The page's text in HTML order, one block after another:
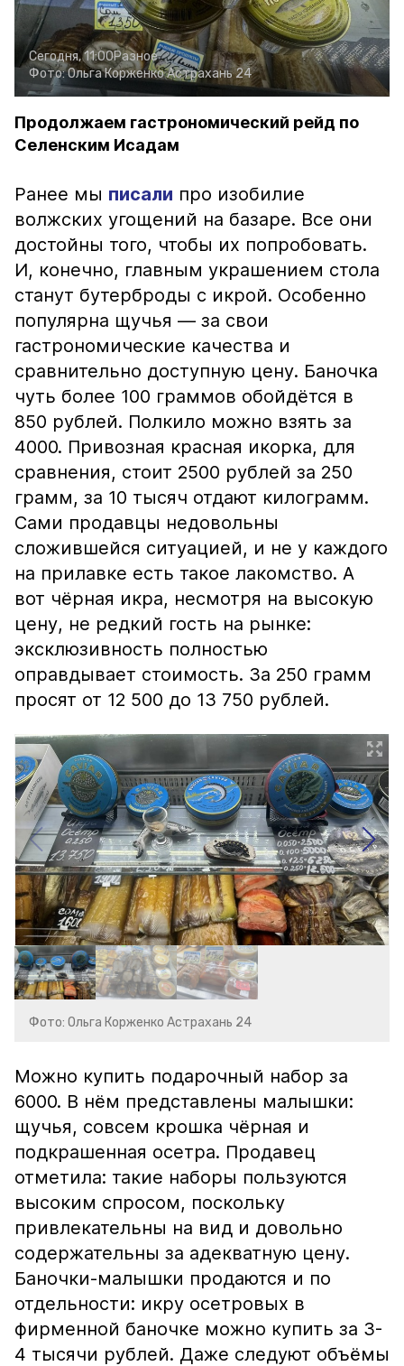
Сегодня, 11:00Разное
Фото:Ольга КорженкоАстрахань 24
Продолжаем гастрономический рейд по
Селенским Исадам
Ранее мы писали про изобилие
волжских угощений на базаре. Все они
достойны того, чтобы их попробовать.
И, конечно, главным украшением стола
станут бутерброды с икрой. Особенно
популярна щучья — за свои
гастрономические качества и
сравнительно доступную цену. Баночка
чуть более 100 граммов обойдётся в
850 рублей. Полкило можно взять за
4000. Привозная красная икорка, для
сравнения, стоит 2500 рублей за 250
грамм, за 10 тысяч отдают килограмм.
Сами продавцы недовольны
сложившейся ситуацией, и не у каждого
на прилавке есть такое лакомство. А
вот чёрная икра, несмотря на высокую
цену, не редкий гость на рынке:
эксклюзивность полностью
оправдывает стоимость. За 250 грамм
просят от 12 500 до 13 750 рублей.
Фото: Ольга Корженко Астрахань 24
Можно купить подарочный набор за
6000. В нём представлены малышки:
щучья, совсем крошка чёрная и
подкрашенная осетра. Продавец
отметила: такие наборы пользуются
высоким спросом, поскольку
привлекательны на вид и довольно
содержательны за адекватную цену.
Баночки-малышки продаются и по
отдельности: икру осетровых в
фирменной баночке можно купить за 3-
4 тысячи рублей. Даже следуют объёмы